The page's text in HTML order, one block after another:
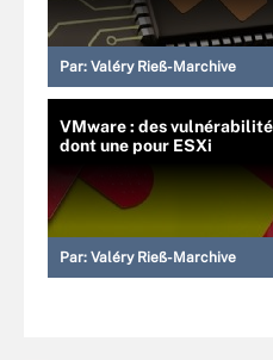
Par: Valéry Rieß-Marchive
VMware : des
dont une pour ESXi
Par: Valéry Rieß-Marchive